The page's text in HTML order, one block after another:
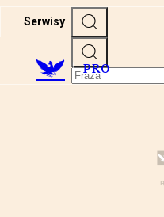
Serwisy
PRO